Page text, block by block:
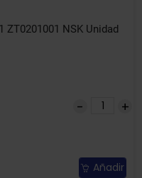
ZT0201001 NSK Unidad
Añadir